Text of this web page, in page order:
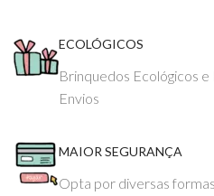
ECOLÓGICOS
Brinquedos Ecológicos e
Envios
MAIOR SEGURANÇA
Opta por diversas